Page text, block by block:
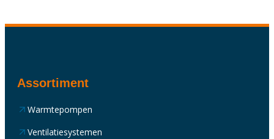
Assortiment
Warmtepompen
Ventilatiesystemen